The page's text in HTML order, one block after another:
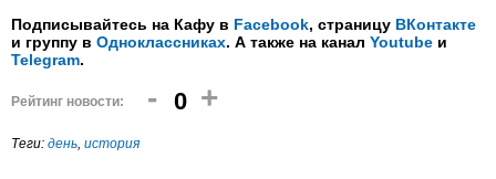
Подписывайтесь на Кафу в Facebook, страницу ВКонтакте
и группу в Одноклассниках. А также на канал Youtube и
Telegram.
Рейтинг новости: - 0 +
Теги: день, история